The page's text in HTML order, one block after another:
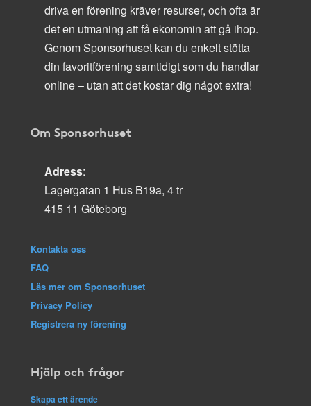
driva en förening kräver resurser, och ofta är
det en utmaning att få ekonomin att gå ihop.
Genom Sponsorhuset kan du enkelt stötta
din favoritförening samtidigt som du handlar
online – utan att det kostar dig något extra!
Om Sponsorhuset
Adress:
Lagergatan 1 Hus B19a, 4 tr
415 11 Göteborg
Kontakta oss
FAQ
Läs mer om Sponsorhuset
Privacy Policy
Registrera ny förening
Hjälp och frågor
Skapa ett ärende